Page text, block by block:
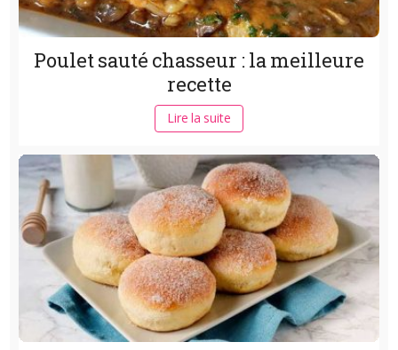
Poulet sauté chasseur : la meilleure
recette
Lire la suite